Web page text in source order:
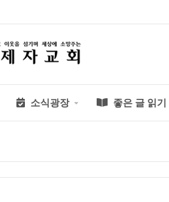
소식광장 좋은 글 읽기